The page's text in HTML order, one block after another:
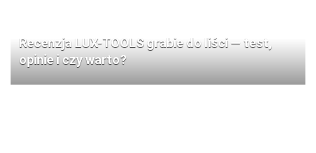
Recenzja LUX-TOOLS grabie do liści — test,
opinie i czy warto?